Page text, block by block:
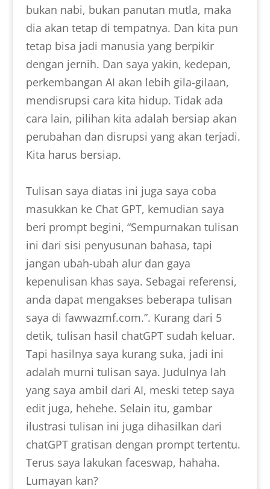
bukan nabi, bukan panutan mutla, maka
dia akan tetap di tempatnya. Dan kita pun
tetap bisa jadi manusia yang berpikir
dengan jernih. Dan saya yakin, kedepan,
perkembangan AI akan lebih gila-gilaan,
mendisrupsi cara kita hidup. Tidak ada
cara lain, pilihan kita adalah bersiap akan
perubahan dan disrupsi yang akan terjadi.
Kita harus bersiap.
Tulisan saya diatas ini juga saya coba
masukkan ke Chat GPT, kemudian saya
beri prompt begini, “Sempurnakan tulisan
ini dari sisi penyusunan bahasa, tapi
jangan ubah-ubah alur dan gaya
kepenulisan khas saya. Sebagai referensi,
anda dapat mengakses beberapa tulisan
saya di fawwazmf.com.”. Kurang dari 5
detik, tulisan hasil chatGPT sudah keluar.
Tapi hasilnya saya kurang suka, jadi ini
adalah murni tulisan saya. Judulnya lah
yang saya ambil dari AI, meski tetep saya
edit juga, hehehe. Selain itu, gambar
ilustrasi tulisan ini juga dihasilkan dari
chatGPT gratisan dengan prompt tertentu.
Terus saya lakukan faceswap, hahaha.
Lumayan kan?